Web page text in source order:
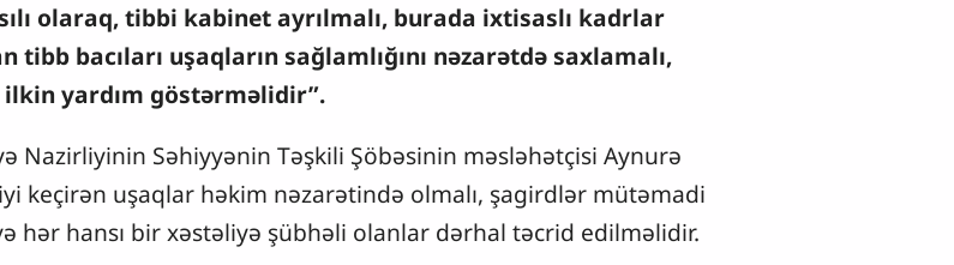
olaraq, tibbi kabinet ayrılmalı, burada ixtisaslı kadrlar
bacıları uşaqların sağlamlığını nəzarətdə saxlamalı,
yardım göstərməlidir”.
Nazirliyinin Səhiyyənin Təşkili Şöbəsinin məsləhətçisi Aynurə
keçirən uşaqlar həkim nəzarətində olmalı, şagirdlər mütəmadi
hər hansı bir xəstəliyə şübhəli olanlar dərhal təcrid edilməlidir.